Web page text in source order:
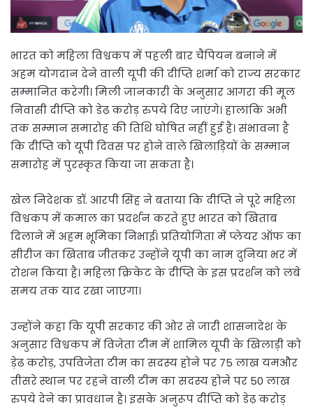
भारत को महिला विश्वकप में पहली बार चैंपियन बनाने में
अहम योगदान देने वाली यूपी की दीप्ति शर्मा को राज्य सरकार
सम्मानित करेगी। मिली जानकारी के अनुसार आगरा की मूल
निवासी दीप्ति को डेढ़ करोड़ रुपये दिए जाएंगे। हालांकि अभी
तक सम्मान समारोह की तिथि घोषित नहीं हुई है। संभावना है
कि दीप्ति को यूपी दिवस पर होने वाले खिलाड़ियों के सम्मान
समारोह में पुरस्कृत किया जा सकता है।
खेल निदेशक डॉ. आरपी सिंह ने बताया कि दीप्ति ने पूरे महिला
विश्वकप में कमाल का प्रदर्शन करते हुए भारत को खिताब
दिलाने में अहम भूमिका निभाई। प्रतियोगिता में प्लेयर ऑफ का
सीरीज का खिताब जीतकर उन्होंने यूपी का नाम दुनिया भर में
रोशन किया है। महिला क्रिकेट के दीप्ति के इस प्रदर्शन को लंबे
समय तक याद रखा जाएगा।
उन्होंने कहा कि यूपी सरकार की ओर से जारी शासनादेश के
अनुसार विश्वकप में विजेता टीम में शामिल यूपी के खिलाड़ी को
ड़ेढ करोड़, उपविजेता टीम का सदस्य होने पर 75 लाख यमऔर
तीसरे स्थान पर रहने वाली टीम का सदस्य होने पर 50 लाख
रुपये देने का प्रावधान है। इसके अनुरूप दीप्ति को डेढ़ करोड़